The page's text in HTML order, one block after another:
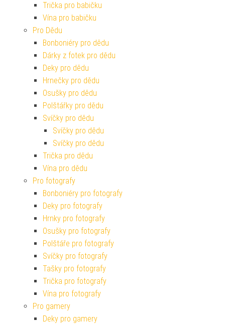
Trička pro babičku
Vína pro babičku
Pro Dědu
Bonboniéry pro dědu
Dárky z fotek pro dědu
Deky pro dědu
Hrnečky pro dědu
Osušky pro dědu
Polštářky pro dědu
Svíčky pro dědu
Svíčky pro dědu
Svíčky pro dědu
Trička pro dědu
Vína pro dědu
Pro fotografy
Bonboniéry pro fotografy
Deky pro fotografy
Hrnky pro fotografy
Osušky pro fotografy
Polštáře pro fotografy
Svíčky pro fotografy
Tašky pro fotografy
Trička pro fotografy
Vína pro fotografy
Pro gamery
Deky pro gamery